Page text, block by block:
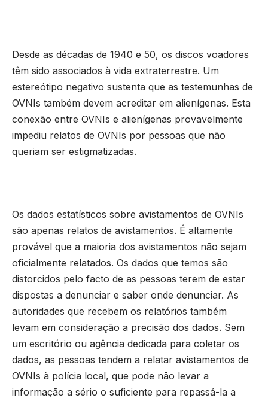
Desde as décadas de 1940 e 50, os discos voadores
têm sido associados à vida extraterrestre. Um
estereótipo negativo sustenta que as testemunhas de
OVNIs também devem acreditar em alienígenas. Esta
conexão entre OVNIs e alienígenas provavelmente
impediu relatos de OVNIs por pessoas que não
queriam ser estigmatizadas.
Os dados estatísticos sobre avistamentos de OVNIs
são apenas relatos de avistamentos. É altamente
provável que a maioria dos avistamentos não sejam
oficialmente relatados. Os dados que temos são
distorcidos pelo facto de as pessoas terem de estar
dispostas a denunciar e saber onde denunciar. As
autoridades que recebem os relatórios também
levam em consideração a precisão dos dados. Sem
um escritório ou agência dedicada para coletar os
dados, as pessoas tendem a relatar avistamentos de
OVNIs à polícia local, que pode não levar a
informação a sério o suficiente para repassá-la a